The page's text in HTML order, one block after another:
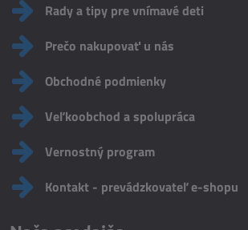
Rady a tipy pre vnímavé deti
Prečo nakupovať u nás
Obchodné podmienky
Veľkoobchod a spolupráca
Vernostný program
Kontakt - prevádzkovateľ e-shopu